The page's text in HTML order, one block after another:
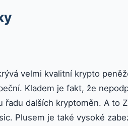
velmi kvalitní krypto
Kladem je fakt, že
dalších kryptoměn. A to
Plusem je také vysoké